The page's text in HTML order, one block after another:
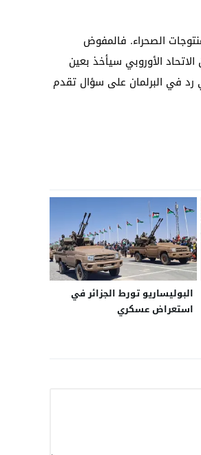
الصحراء. فالمفوض
الأوروبي سيأخذ بعين
رد في البرلمان على سؤال تقدم
البوليساريو تورط الجزائر في
استعراض عسكري